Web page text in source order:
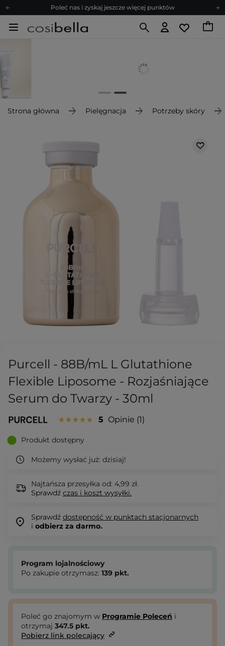
Poleć nas i zyskaj jeszcze więcej punktów
Zapisz się na newsletter pełen porad
Poleć nas i zyskaj jeszcze więcej punktów
Strona główna Pielęgnacja Potrzeby skóry
Purcell - 88B/mL L Glutathione
Flexible Liposome - Rozjaśniające
Serum do Twarzy - 30ml
5 Opinie 1
Produkt dostępny
Możemy wysłać już: dzisiaj!
Najtańsza przesyłka od: 4,99 zł.
Sprawdź czas i koszt wysyłki.
Sprawdź dostępność w punktach stacjonarnych
i odbierz za darmo.
Program lojalnościowy
Po zakupie otrzymasz: 139 pkt.
Poleć go znajomym w Programie Poleceń i
otrzymaj 347.5 pkt.
Pobierz link polecający